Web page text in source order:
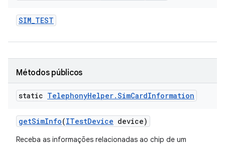
SIM_TEST
Métodos públicos
static TelephonyHelper.SimCardInformation
getSimInfo(ITestDevice device)
Receba as informações relacionadas ao chip de um